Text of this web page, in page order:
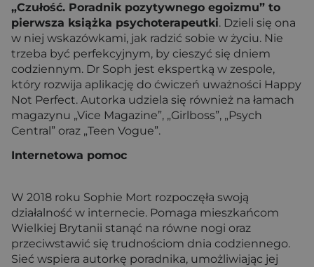
„Czułość. Poradnik pozytywnego egoizmu” to
pierwsza książka psychoterapeutki. Dzieli się ona
w niej wskazówkami, jak radzić sobie w życiu. Nie
trzeba być perfekcyjnym, by cieszyć się dniem
codziennym. Dr Soph jest ekspertką w zespole,
który rozwija aplikację do ćwiczeń uważności Happy
Not Perfect. Autorka udziela się również na łamach
magazynu „Vice Magazine”, „Girlboss”, „Psych
Central” oraz „Teen Vogue”.
Internetowa pomoc
W 2018 roku Sophie Mort rozpoczęła swoją
działalność w internecie. Pomaga mieszkańcom
Wielkiej Brytanii stanąć na równe nogi oraz
przeciwstawić się trudnościom dnia codziennego.
Sieć wspiera autorkę poradnika, umożliwiając jej